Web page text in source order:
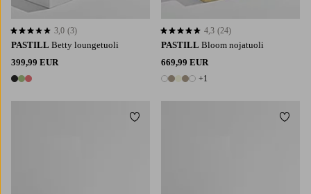
PASTILL Betty loungetuoli
399,99 EUR
3 värejä
3,0 perustuen 3 arvosanaan
3,0 (3)
PASTILL Bloom nojatuoli
669,99 EUR
6 värejä
+1
4,3 perustuen 24 arvosanaan
4,3 (24)
Lisää suosikkeihin Lisää